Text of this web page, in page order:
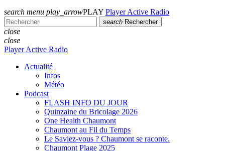
search menu play_arrowPLAY Player Active Radio
search Rechercher
close
close
Player Active Radio
Actualité
Infos
Météo
Podcast
FLASH INFO DU JOUR
Quinzaine du Bricolage 2026
One Health Chaumont
Chaumont au Fil du Temps
Le Saviez-vous ? Chaumont se raconte.
Chaumont Plage 2025